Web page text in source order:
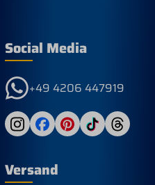
Social Media
+49 4206 447919
Versand